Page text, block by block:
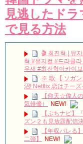
見逃したド
で見る方法
🎬 최진혁 | 뮤
혁 #뮤지컬 #드라큘
우새 #최진혁아카이브
※ 歌 【 ソガン
沼! Netflix 恋はチー
【仰天☆偉人
気俳優）
NEW!
【ぷちナビ】
ズン２も見放題配信
【年収バレる
二弾】
NEW!